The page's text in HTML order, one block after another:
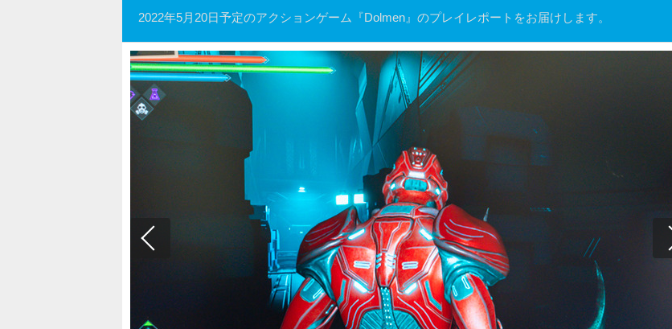
2022年5月20日予定のアクションゲーム『Dolmen』のプレイレポートをお届けします。